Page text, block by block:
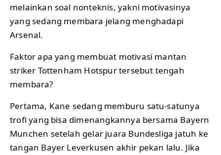
melainkan soal nonteknis, yakni motivasinya
yang sedang membara jelang menghadapi
Arsenal.
Faktor apa yang membuat motivasi mantan
striker Tottenham Hotspur tersebut tengah
membara?
Pertama, Kane sedang memburu satu-satunya
trofi yang bisa dimenangkannya bersama Bayern
Munchen setelah gelar juara Bundesliga jatuh ke
tangan Bayer Leverkusen akhir pekan lalu. Jika